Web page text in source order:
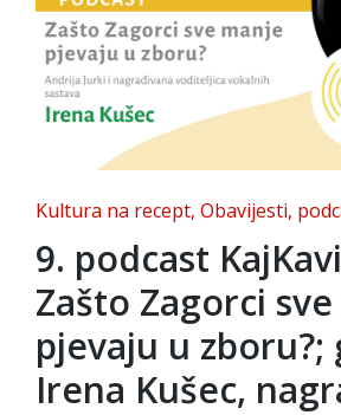
Posted
in
Kultura na recept Obavijesti
9. podcast
Zašto Zagorci
pjevaju u zboru?;
Irena Kušec,